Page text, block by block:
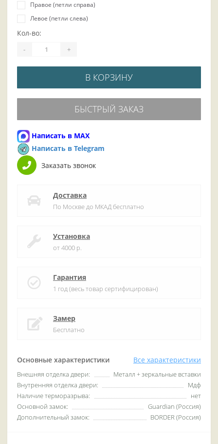
Основные характеристики Все характеристики
Внешняя отделка двери:
Металл + зеркальные вставки
Внутренняя отделка двери:
Мдф
Наличие терморазрыва:
нет
Основной замок:
Guardian (Россия)
Дополнительный замок:
BORDER (Россия)
Правое (петли справа)
Левое (петли слева)
Кол-во:
- +
В КОРЗИНУ
БЫСТРЫЙ ЗАКАЗ
Написать в MAX
Написать в Telegram
Заказать звонок
Доставка
По Москве до МКАД бесплатно
Установка
от 4000 р.
Гарантия
1 год (весь товар сертифицирован)
Замер
Бесплатно